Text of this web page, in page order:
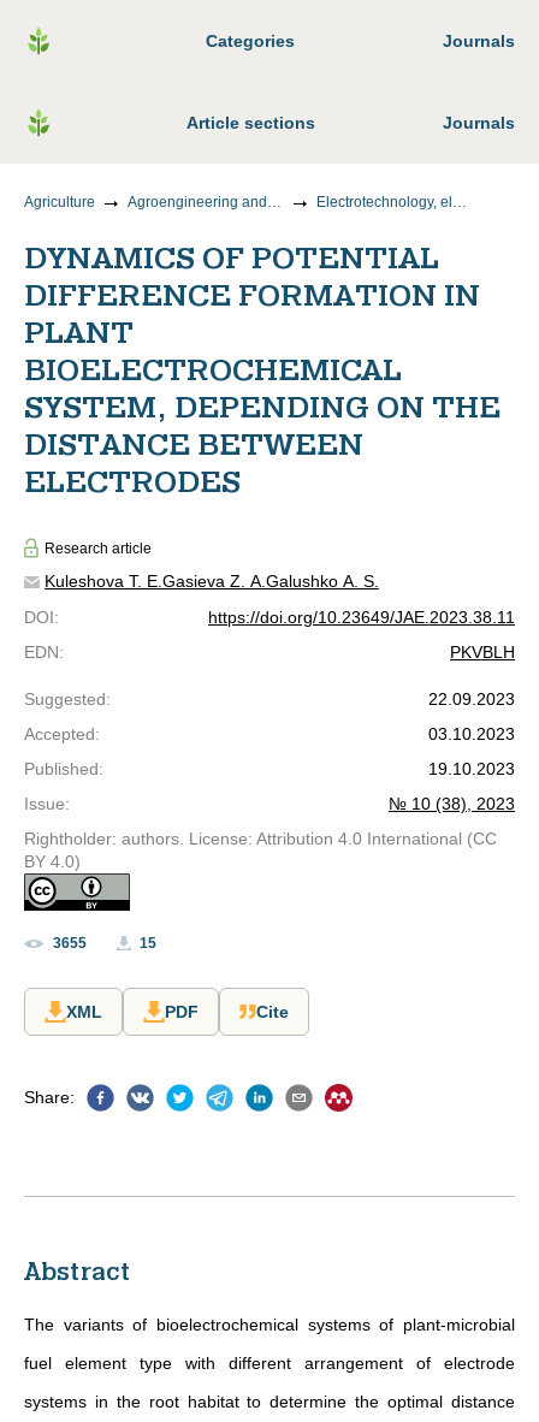
Categories Journals
Article sections Journals
Agriculture Agroengineering and food technology Electrotechnology, electrical equipment and power supply of the agro-industrial complex
DYNAMICS OF POTENTIAL
DIFFERENCE FORMATION IN
PLANT
BIOELECTROCHEMICAL
SYSTEM, DEPENDING ON THE
DISTANCE BETWEEN
ELECTRODES
Research article
Kuleshova T. E. Gasieva Z. A. Galushko A. S.
DOI:
https://doi.org/10.23649/JAE.2023.38.11
EDN: PKVBLH
Suggested:
22.09.2023
Accepted:
03.10.2023
Published:
19.10.2023
Issue:
№ 10 (38), 2023
Rightholder: authors. License: Attribution 4.0 International (CC
BY 4.0)
3655 15
XML PDF Cite
Share:
Abstract
The variants of bioelectrochemical systems of plant-microbial
fuel element type with different arrangement of electrode
systems in the root habitat to determine the optimal distance